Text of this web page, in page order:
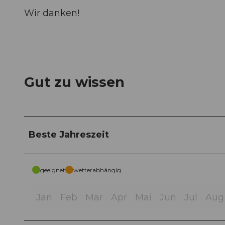
Wir danken!
Gut zu wissen
Beste Jahreszeit
geeignet wetterabhängig
Jan Feb Mär Apr Mai Jun Jul Aug